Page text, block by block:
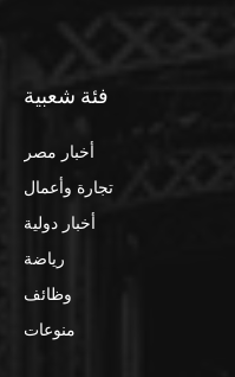
فئة شعبية
أخبار مصر
تجارة وأعمال
أخبار دولية
رياضة
وظائف
منوعات